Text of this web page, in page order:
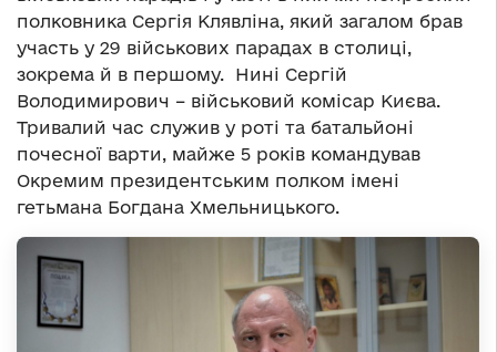
полковника Сергія Клявліна, який загалом брав
участь у 29 військових парадах в столиці,
зокрема й в першому. Нині Сергій
Володимирович – військовий комісар Києва.
Тривалий час служив у роті та батальйоні
почесної варти, майже 5 років командував
Окремим президентським полком імені
гетьмана Богдана Хмельницького.